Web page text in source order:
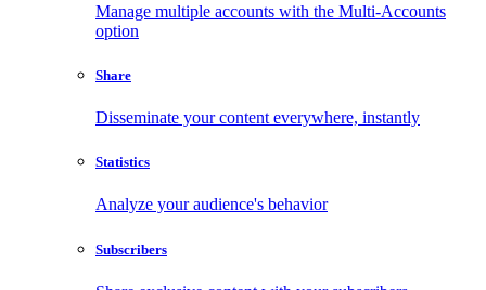
Manage multiple accounts with the Multi-Accounts
option
Share
Disseminate your content everywhere, instantly
Statistics
Analyze your audience's behavior
Subscribers